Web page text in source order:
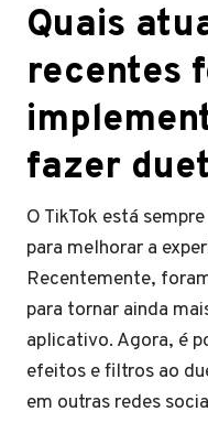
Quais
recentes
fazer
O TikTok está
para melhorar a
Recentemente,
para tornar ainda
aplicativo. Agora, é
efeitos e filtros ao
em outras redes